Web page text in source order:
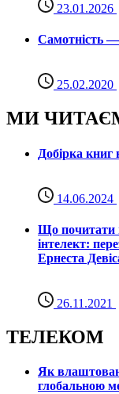
23.01.2026
Самотність —
25.02.2020
МИ
Добірка книг
14.06.2024
Що почитати
інтелект:
Ернеста
26.11.2021
ТЕЛЕКОМ
Як
глобальною